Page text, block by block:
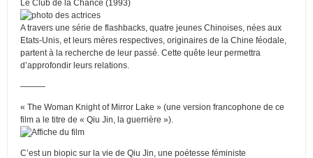
Le Club de la Chance (1993)
A travers une série de flashbacks, quatre jeunes Chinoises, nées aux
Etats-Unis, et leurs mères respectives, originaires de la Chine féodale,
partent à la recherche de leur passé. Cette quête leur permettra
d’approfondir leurs relations.
———
« The Woman Knight of Mirror Lake » (une version francophone de ce
film a le titre de « Qiu Jin, la guerrière »).
C’est un biopic sur la vie de Qiu Jin, une poétesse féministe